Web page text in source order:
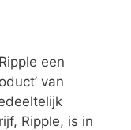
een
van
Ripple, is in